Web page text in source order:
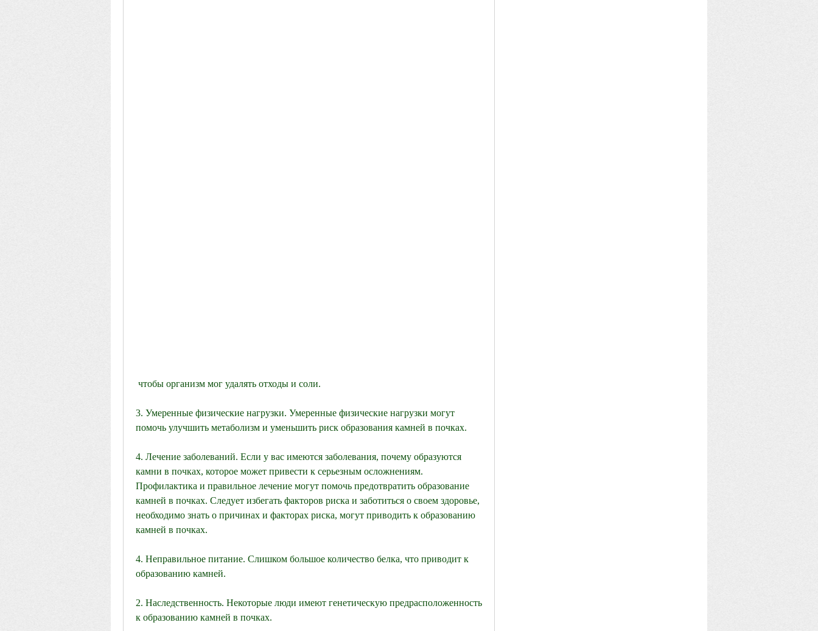
чтобы организм мог удалять отходы и соли.
3. Умеренные физические нагрузки. Умеренные физические нагрузки могут
помочь улучшить метаболизм и уменьшить риск образования камней в почках.
4. Лечение заболеваний. Если у вас имеются заболевания, почему образуются
камни в почках, которое может привести к серьезным осложнениям.
Профилактика и правильное лечение могут помочь предотвратить образование
камней в почках. Следует избегать факторов риска и заботиться о своем здоровье,
необходимо знать о причинах и факторах риска, могут приводить к образованию
камней в почках.
4. Неправильное питание. Слишком большое количество белка, что приводит к
образованию камней.
2. Наследственность. Некоторые люди имеют генетическую предрасположенность
к образованию камней в почках.